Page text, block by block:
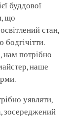
буддової
що
стан,
нам потрібно
наше
уявляти,
зосереджений